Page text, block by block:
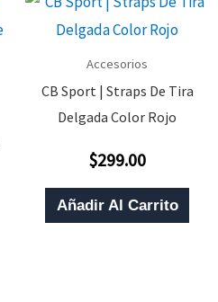
Accesorios
CB Sport | Straps De Tira
Delgada Color Rojo
Valorado
0
De
5
$299.00
Añadir Al Carrito